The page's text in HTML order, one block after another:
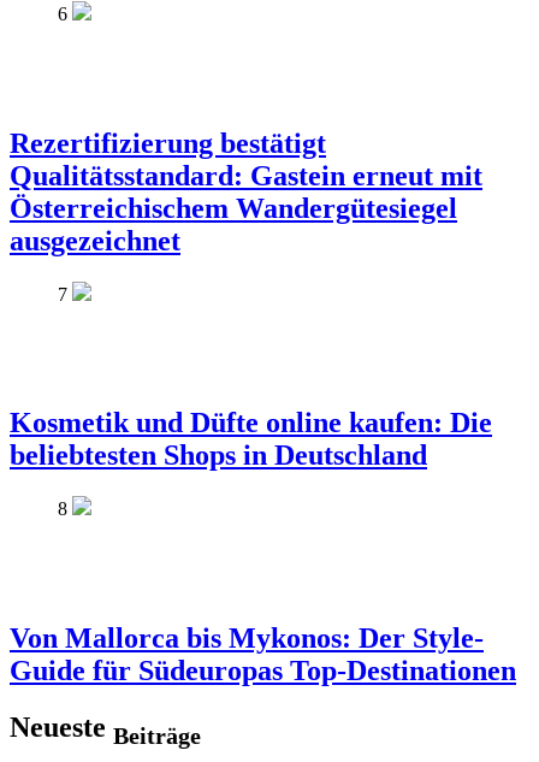
6
Rezertifizierung bestätigt
Qualitätsstandard: Gastein erneut mit
Österreichischem Wandergütesiegel
ausgezeichnet
7
Kosmetik und Düfte online kaufen: Die
beliebtesten Shops in Deutschland
8
Von Mallorca bis Mykonos: Der Style-
Guide für Südeuropas Top-Destinationen
Neueste Beiträge